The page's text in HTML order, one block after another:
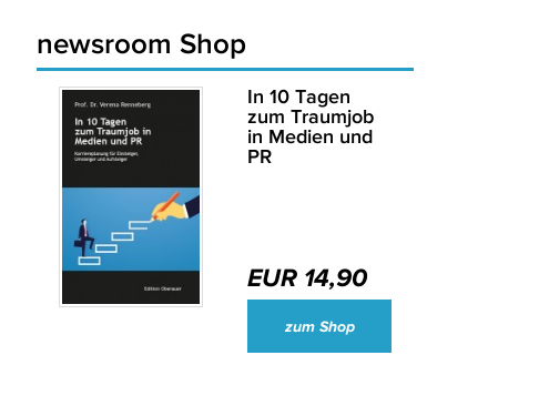
Wirtschaftsjournalisten und Unternehmenssprecher des Jahres 2024
newsroom Shop
In 10 Tagen
zum Traumjob
in Medien und
PR
EUR 14,90
zum Shop